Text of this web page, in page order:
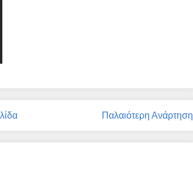
Παλαιότερη Ανάρτηση